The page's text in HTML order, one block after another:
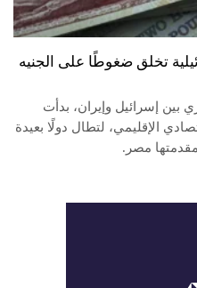
تخلق ضغوطًا على الجنيه
إسرائيل وإيران، بدأت
الإقليمي، لتطال دولًا بعيدة
مصر.